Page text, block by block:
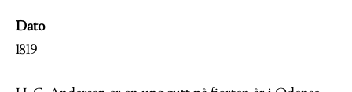
Dato
1819